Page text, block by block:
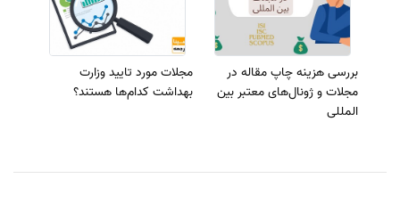
بررسی هزینه چاپ مقاله در
مجلات و ژونال‌های معتبر بین
المللی
مجلات مورد تایید وزارت
بهداشت کدام‌ها هستند؟